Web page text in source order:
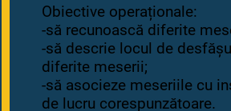
Obiective operaționale:
-să recunoască diferite
-să descrie locul de
diferite meserii;
-să asocieze meseriile cu
de lucru corespunzătoare.